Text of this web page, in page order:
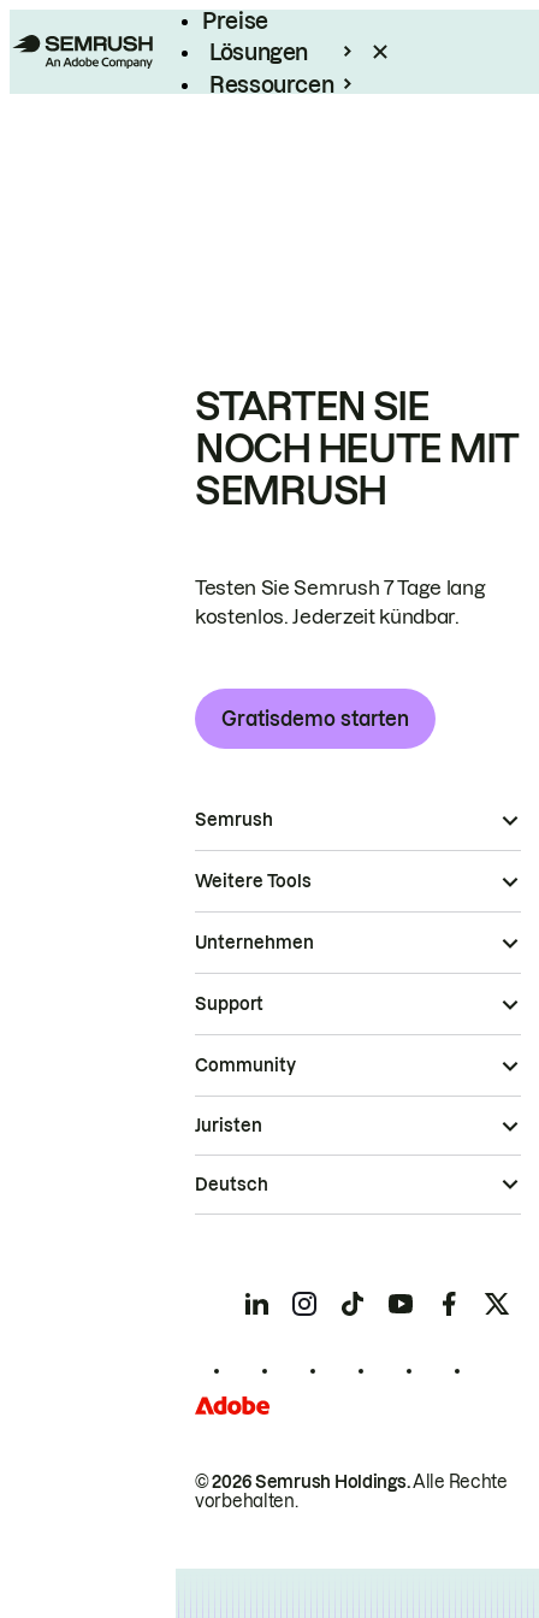
Preise
Lösungen
Ressourcen
STARTEN SIE
NOCH HEUTE MIT
SEMRUSH
Testen Sie Semrush 7 Tage lang
kostenlos. Jederzeit kündbar.
Gratisdemo starten
Semrush
Weitere Tools
Unternehmen
Support
Community
© 2026 Semrush Holdings.Alle Rechte
vorbehalten.
Juristen
Deutsch